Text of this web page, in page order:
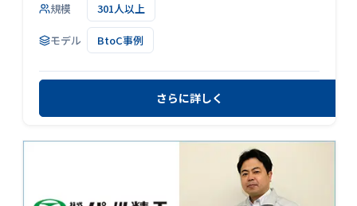
規模 301人以上
モデル BtoC事例
さらに詳しく